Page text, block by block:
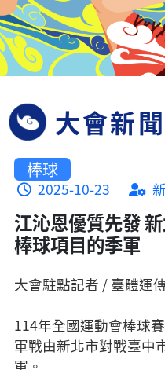
大會新聞
棒球
2025-10-23
江沁恩優質先發
棒球項目的季軍
大會駐點記者 / 臺體運
114年全國運動會棒球
軍戰由新北市對戰臺中
軍。